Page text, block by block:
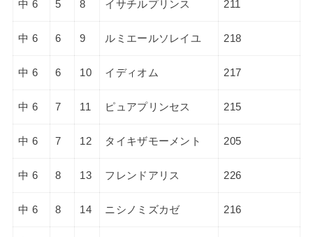
中 6 5 8 イサチルプリンス 211
中 6 6 9 ルミエールソレイユ 218
中 6 6 10 イディオム 217
中 6 7 11 ピュアプリンセス 215
中 6 7 12 タイキザモーメント 205
中 6 8 13 フレンドアリス 226
中 6 8 14 ニシノミズカゼ 216